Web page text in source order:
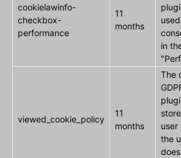
cookielawinfo-
checkbox-
performance
11
months
in
viewed_cookie_policy
11
months
The
user
the